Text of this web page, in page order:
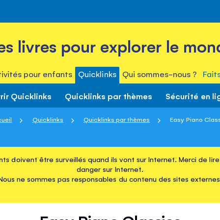
livres pour explorer le
pour enfants Quicklinks Qui sommes-nous ?
Quicklinks Quicklinks par thèmes Sécurité en
Quicklinks Quicklinks par thèmes Easy Piano
doivent être surveillés quand ils vont sur Internet. Merci de
danger sur Internet.
ne sommes pas responsables du contenu des sites